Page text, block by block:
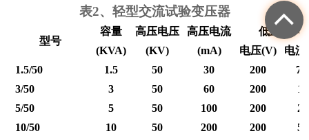
表2、轻型交流试验变压器
型号
容量 高压电压 高压电流
低压输入
(KVA)
(KV) (mA) 电压(V) 电流
1.5/50
1.5 50 30 200
7.5
3/50
3 50 60 200
15
5/50
5 50 100 200
25
10/50
10 50 200 200
50